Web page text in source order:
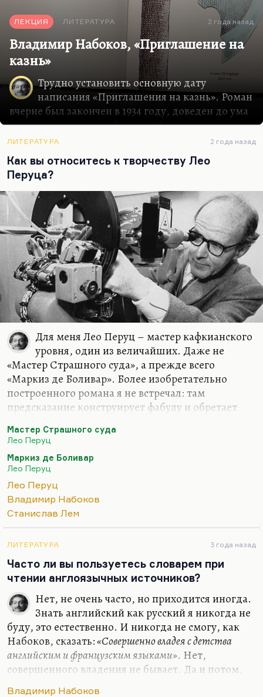
ЛЕКЦИЯ ЛИТЕРАТУРА 2 года назад
Владимир Набоков, «Приглашение на
казнь»
Трудно установить основную дату
написания «Приглашения на казнь». Роман
вчерне был закончен в 1934 году, доведен до ума
в 1935, напечатан вообще в 1938, поэтому
публикация «Приглашения на казнь» это
довольно сложная отдельная история. Но тем не
менее мне представляется очень важным, что
Набоков основной корпус этого романного
текста, очень небольшого, кстати, это, вероятно,
самый маленький из его парижских и вообще
эмигрантских романов, немецких кстати, он еще
написан в Германии, из всего этого корпуса это
самый маленький и самый стремительно
написанный роман, сочинен он был за три дня.
Те обстоятельства, которые предшествовали его
рождению, довольно, в случае Набокова,…
ЛИТЕРАТУРА 2 года назад
Как вы относитесь к творчеству Лео
Перуца?
Для меня Лео Перуц – мастер кафкианского
уровня, один из величайших. Даже не
«Мастер Страшного суда», а прежде всего
«Маркиз де Боливар». Более изобретательно
построенного романа я не встречал: там
предсказание конструирует фабулу и обретает
Боливар предсказал, сбывается. Это, конечно,
гениальный роман совершенно. Ну и «Снег
Святого Петра», ну и «Ночью под каменным
мостом». Перуц был чем позже, тем лучше. Но и
тем труднее ему было писать.
Конечно, вот этот «Мастер Страшного суда»,
роман, очень жуткий, готический. Перуц же
вообще был математик и шахматист, поэтому его
конструкции обладают великолепным…
Мастер Страшного суда
Лео Перуц
Маркиз де Боливар
Лео Перуц
Лео Перуц
Владимир Набоков
Станислав Лем
ЛИТЕРАТУРА 3 года назад
Часто ли вы пользуетесь словарем при
чтении англоязычных источников?
Нет, не очень часто, но приходится иногда.
Знать английский как русский я никогда не
буду, это естественно. И никогда не смогу, как
Набоков, сказать:«Совершенно владея с детства
английским и французским языками». Нет,
совершенного владения не бывает. Да и потом,
Владимир Набоков